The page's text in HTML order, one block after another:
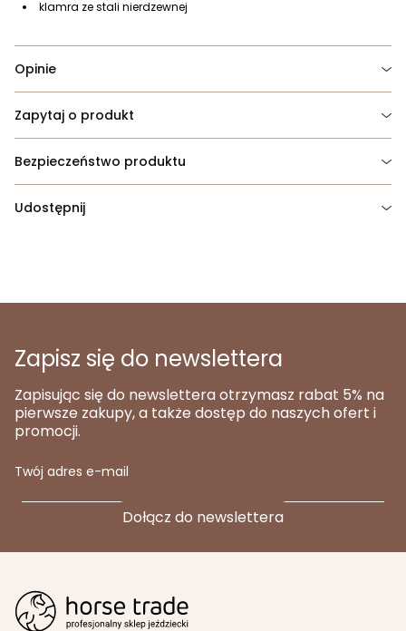
klamra ze stali nierdzewnej
Opinie
Zapytaj o produkt
Bezpieczeństwo produktu
Udostępnij
Zapisz się do newslettera
Zapisując się do newslettera otrzymasz rabat 5% na
pierwsze zakupy, a także dostęp do naszych ofert i
promocji.
Twój adres e-mail